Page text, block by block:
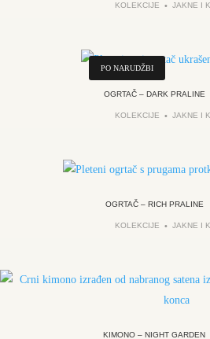
KOLEKCIJE JAKNE I
PO NARUDŽBI
OGRTAČ – DARK PRALINE
KOLEKCIJE JAKNE I
OGRTAČ – RICH PRALINE
KOLEKCIJE JAKNE I
KIMONO – NIGHT GARDEN